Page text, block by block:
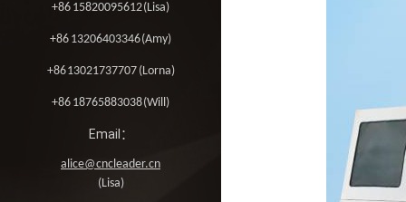
+86 15820095612 (Lisa)
+86 13206403346 (Amy)
+86 13021737707 (Lorna)
+86 18765883038 (Will)
Email：
alice@cncleader.cn
(Lisa)